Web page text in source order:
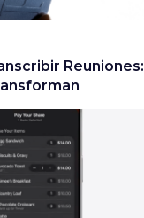
Reuniones: